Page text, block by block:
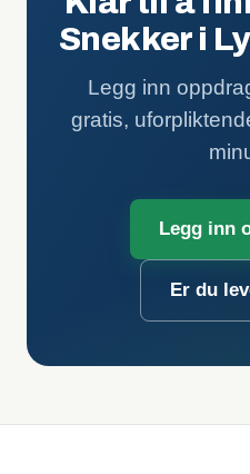
Snekker i
Legg inn
gratis,
Legg inn
Er du